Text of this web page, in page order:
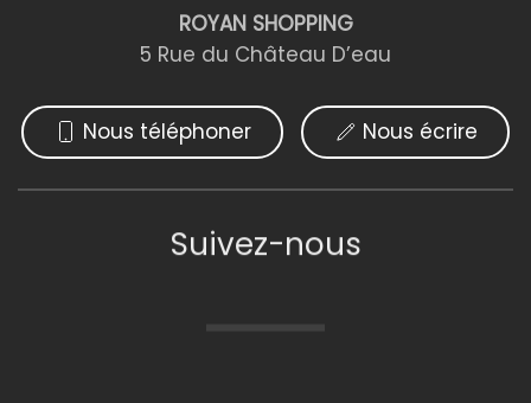
ROYAN SHOPPING
5 Rue du Château D’eau
Nous téléphoner Nous écrire
Suivez-nous